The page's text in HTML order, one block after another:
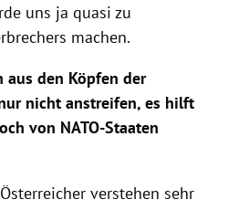
uns ja quasi zu
machen.
den Köpfen der
nicht anstreifen, es hilft
von NATO-Staaten
verstehen sehr